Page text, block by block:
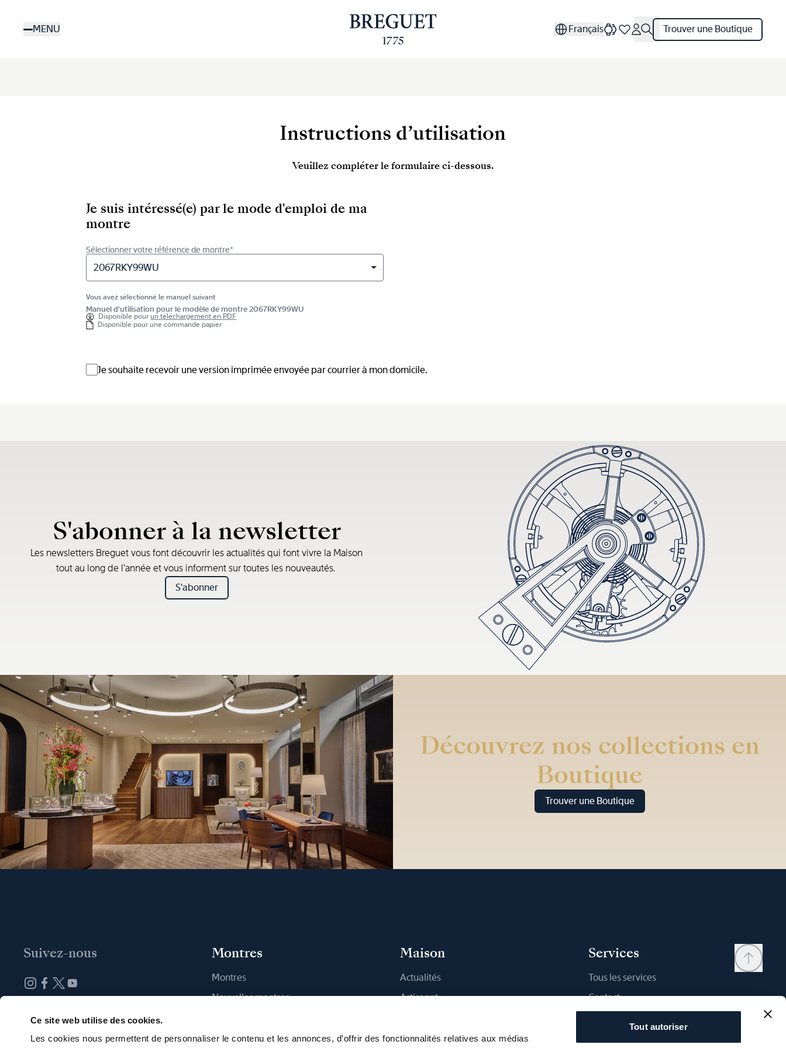
Ce site web utilise des cookies.
Les cookies nous permettent de personnaliser le contenu et les annonces, d'offrir des fonctionnalités relatives aux médias
Tout autoriser
MENU Français Trouver une Boutique
Instructions d’utilisation
Veuillez compléter le formulaire ci-dessous.
Je suis intéressé(e) par le mode d'emploi de ma
montre
Sélectionner votre référence de montre*
2067RKY99WU
Vous avez sélectionné le manuel suivant
Manuel d'utilisation pour le modèle de montre 2067RKY99WU
Disponible pourun téléchargement en PDF
Disponible pour une commande papier
Je souhaite recevoir une version imprimée envoyée par courrier à mon domicile.
S'abonner à la newsletter
Les newsletters Breguet vous font découvrir les actualités qui font vivre la Maison
tout au long de l’année et vous informent sur toutes les nouveautés.
S'abonner
Découvrez nos collections en
Boutique
Trouver une Boutique
Suivez-nous Montres
Montres
Nouvelles montres
Maison
Actualités
Artisanat
Durabilité
Services
Tous les services
Contact